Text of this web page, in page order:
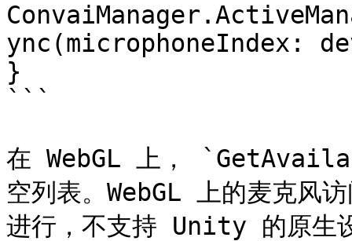
ync(microphoneIndex:
}
```
在 WebGL 上，
空列表。WebGL 上的麦克风
进行，不支持 Unity 的原生